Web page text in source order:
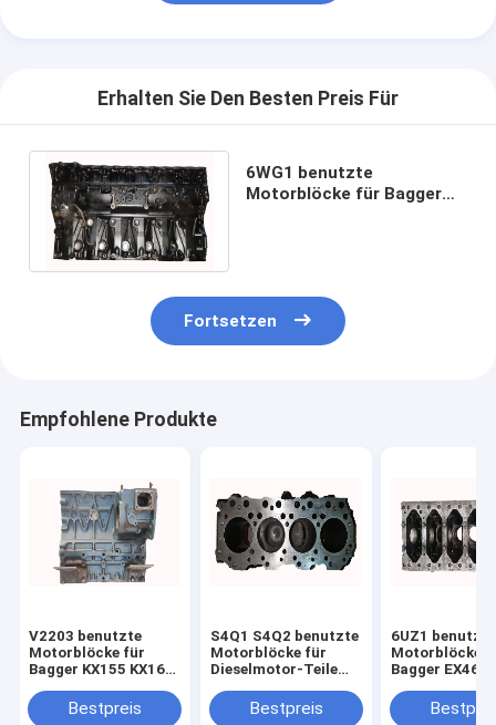
Erhalten Sie Den Besten Preis Für
6WG1 benutzte
Motorblöcke für Bagger
Fortsetzen
Empfohlene Produkte
V2203 benutzte
Motorblöcke für
Bagger KX155 KX163
Bestpreis
S4Q1 S4Q2 benutzte
Motorblöcke für
Dieselmotor-Teile
MD192299Bestpreis
6UZ1 benutzte
Motorblöcke
Bagger EX460
- 5390 Diesel